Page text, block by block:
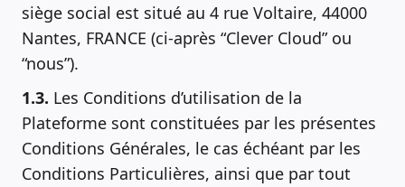
siège social est situé au 4 rue Voltaire, 44000
Nantes, FRANCE (ci-après “Clever Cloud” ou
“nous”).
1.3. Les Conditions d’utilisation de la
Plateforme sont constituées par les présentes
Conditions Générales, le cas échéant par les
Conditions Particulières, ainsi que par tout